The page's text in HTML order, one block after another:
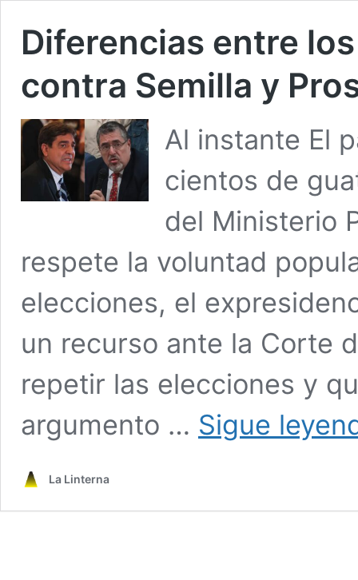
Diferencias entre
contra Semilla y
Al instante El
cientos de
del Ministerio
respete la voluntad
elecciones, el
un recurso ante la Corte
repetir las elecciones y
argumento … Sigue
La Linterna